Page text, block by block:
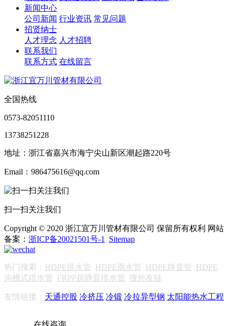
新闻中心
公司新闻 行业资讯 常见问题
招贤纳士
人才理念 人才招聘
联系我们
联系方式 在线留言
全国热线
0573-82051110
13738251228
地址：浙江省嘉兴市海宁尖山新区潮起路220号
Email：986475616@qq.com
扫一扫关注我们
Copyright © 2020 浙江宜万川管材有限公司 保留所有权利 网站
备案： 浙ICP备20021501号-1 Sitemap
热门搜索： HDPE排水管 HDPE雨水管 HDPE静音管 HDPE
沟槽式排水管 FRPP超静音排水管 搜外友链
友情链接： 天通控股 冷挤压 冷锻 冷拉异型钢 太阳能热水工程